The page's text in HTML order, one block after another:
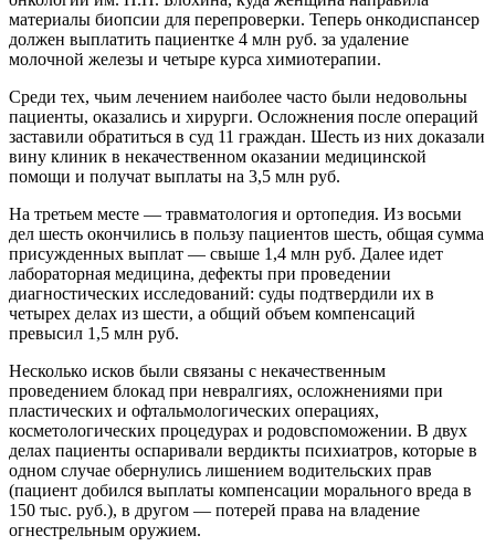
материалы биопсии для перепроверки. Теперь онкодиспансер
должен выплатить пациентке 4 млн руб. за удаление
молочной железы и четыре курса химиотерапии.
Среди тех, чьим лечением наиболее часто были недовольны
пациенты, оказались и хирурги. Осложнения после операций
заставили обратиться в суд 11 граждан. Шесть из них доказали
вину клиник в некачественном оказании медицинской
помощи и получат выплаты на 3,5 млн руб.
На третьем месте — травматология и ортопедия. Из восьми
дел шесть окончились в пользу пациентов шесть, общая сумма
присужденных выплат — свыше 1,4 млн руб. Далее идет
лабораторная медицина, дефекты при проведении
диагностических исследований: суды подтвердили их в
четырех делах из шести, а общий объем компенсаций
превысил 1,5 млн руб.
Несколько исков были связаны с некачественным
проведением блокад при невралгиях, осложнениями при
пластических и офтальмологических операциях,
косметологических процедурах и родовспоможении. В двух
делах пациенты оспаривали вердикты психиатров, которые в
одном случае обернулись лишением водительских прав
(пациент добился выплаты компенсации морального вреда в
150 тыс. руб.), в другом — потерей права на владение
огнестрельным оружием.